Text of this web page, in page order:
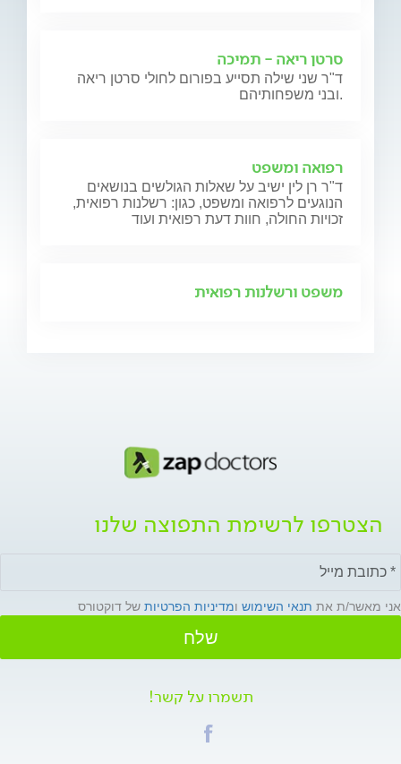
סרטן ריאה - תמיכה
ד"ר שני שילה תסייע בפורום לחולי סרטן ריאה
ובני משפחותיהם.
רפואה ומשפט
ד"ר רן לין ישיב על שאלות הגולשים בנושאים
הנוגעים לרפואה ומשפט, כגון: רשלנות רפואית,
זכויות החולה, חוות דעת רפואית ועוד
משפט ורשלנות רפואית
הצטרפו לרשימת התפוצה שלנו
אני מאשר/ת את תנאי השימוש ומדיניות הפרטיות של דוקטורס
שלח
תשמרו על קשר!